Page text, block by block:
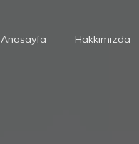
Anasayfa Hakkımızda